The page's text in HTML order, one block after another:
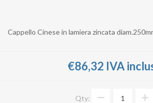
Cappello Cinese in lamiera zincata
€86,32 IVA
Qty: